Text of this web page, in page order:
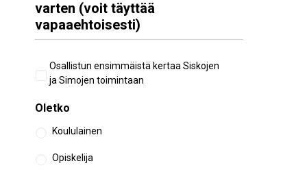
varten (voit täyttää
vapaaehtoisesti)
Aiempi
osallistuminen
Osallistun ensimmäistä kertaa Siskojen
ja Simojen toimintaan
Oletko
Koululainen
Opiskelija